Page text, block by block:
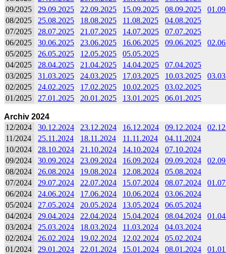
09/2025
29.09.2025 22.09.2025 15.09.2025 08.09.2025
08/2025
25.08.2025 18.08.2025 11.08.2025
04.08.2025
07/2025
28.07.2025 21.07.2025 14.07.2025
07.07.2025
06/2025
30.06.2025 23.06.2025 16.06.2025 09.06.2025
05/2025
26.05.2025 12.05.2025
05.05.2025
04/2025
28.04.2025 21.04.2025 14.04.2025
07.04.2025
03/2025
31.03.2025 24.03.2025 17.03.2025 10.03.2025
02/2025
24.02.2025 17.02.2025 10.02.2025
03.02.2025
01/2025
27.01.2025 20.01.2025 13.01.2025 06.01.2025
Archiv 2024
12/2024
30.12.2024 23.12.2024 16.12.2024 09.12.2024
11/2024
25.11.2024 18.11.2024 11.11.2024
04.11.2024
10/2024
28.10.2024 21.10.2024 14.10.2024
07.10.2024
09/2024
30.09.2024 23.09.2024 16.09.2024 09.09.2024
08/2024
26.08.2024 19.08.2024 12.08.2024
05.08.2024
07/2024
29.07.2024 22.07.2024 15.07.2024 08.07.2024
06/2024
24.06.2024 17.06.2024 10.06.2024
03.06.2024
05/2024
27.05.2024 20.05.2024 13.05.2024
06.05.2024
04/2024
29.04.2024 22.04.2024 15.04.2024 08.04.2024
03/2024
25.03.2024 18.03.2024 11.03.2024
04.03.2024
02/2024
26.02.2024 19.02.2024 12.02.2024
05.02.2024
01/2024
29.01.2024 22.01.2024 15.01.2024 08.01.2024